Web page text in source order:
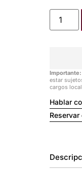
Importante:
estar
cargos
Hablar
Reservar